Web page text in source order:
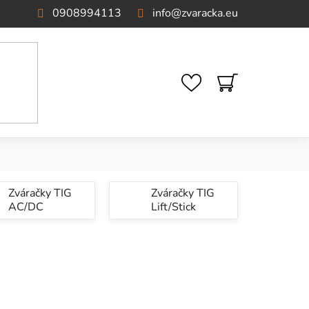
info@zvaracka.eu
0908994113
NÁKUPNÝ
KOŠÍK
Zváračky TIG
AC/DC
Zváračky TIG
Lift/Stick